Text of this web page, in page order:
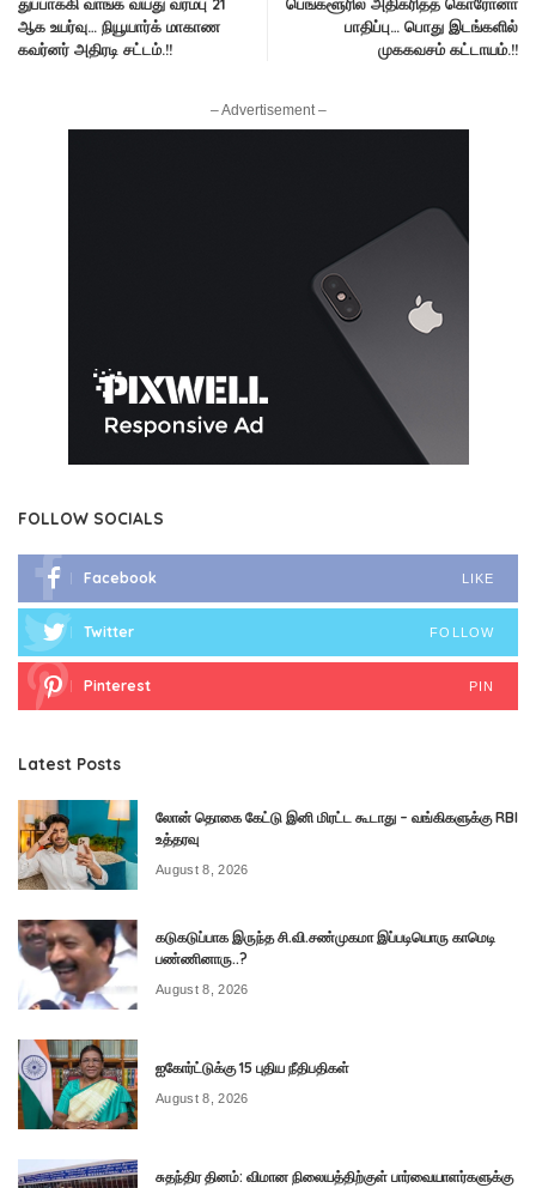
துப்பாக்கி வாங்க வயது வரம்பு 21
ஆக உயர்வு… நியூயார்க் மாகாண
கவர்னர் அதிரடி சட்டம்.!!
பெங்களூரில் அதிகரித்த கொரோனா
பாதிப்பு… பொது இடங்களில்
முககவசம் கட்டாயம்.!!
– Advertisement –
FOLLOW SOCIALS
Facebook LIKE
Twitter FOLLOW
Pinterest PIN
Latest Posts
லோன் தொகை கேட்டு இனி மிரட்ட கூடாது – வங்கிகளுக்கு RBI
உத்தரவு
August 8, 2026
கடுகடுப்பாக இருந்த சி.வி.சண்முகமா இப்படியொரு காமெடி
பண்ணினாரு..?
August 8, 2026
ஐகோர்ட்டுக்கு 15 புதிய நீதிபதிகள்
August 8, 2026
சுதந்திர தினம்: விமான நிலையத்திற்குள் பார்வையாளர்களுக்கு